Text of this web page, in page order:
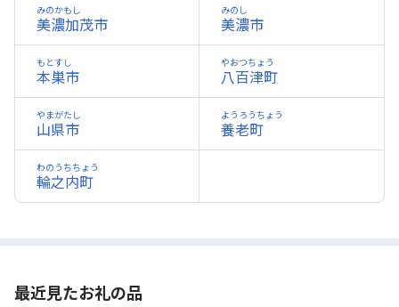
美濃加茂市
みのかもし
美濃市
みのし
本巣市
もとすし
八百津町
やおつちょう
山県市
やまがたし
養老町
ようろうちょう
輪之内町
わのうちちょう
最近見たお礼の品